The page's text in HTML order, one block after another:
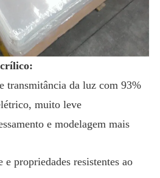
transmitância da luz com 93%
muito leve
e modelagem mais
propriedades resistentes ao